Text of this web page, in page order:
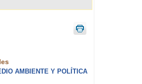
AMBIENTE Y POLÍTICA